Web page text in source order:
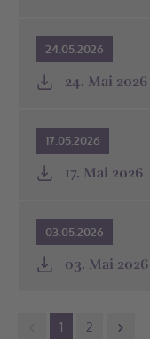
24.05.2026
24. Mai 2026
17.05.2026
17. Mai 2026
03.05.2026
03. Mai 2026
1 2